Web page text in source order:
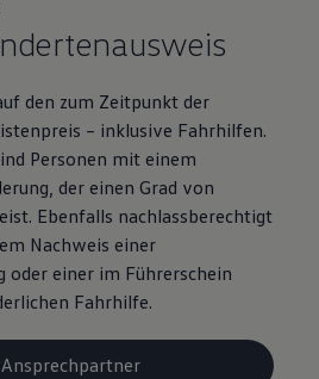
und Flüssigkeiten
Reifen
Unfallhilfe
Teile
Zubehör
Pflege
und Elektronik
Ladekabel
Ihr Modell finden
Fahrzeug verbinden
für Software, Karten und Radio
den zum Zeitpunkt der
– inklusive Fahrhilfen.
Personen mit einem
der einen Grad von
Ebenfalls nachlassberechtigt
Nachweis einer
oder einer im Führerschein
Fahrhilfe.